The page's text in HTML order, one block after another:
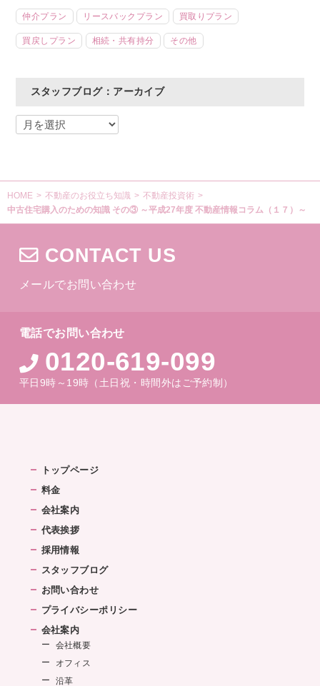
仲介プラン リースバックプラン 買取りプラン
買戻しプラン 相続・共有持分 その他
スタッフブログ：アーカイブ
HOME > 不動産のお役立ち知識 > 不動産投資術 >
中古住宅購入のための知識 その③ ～平成27年度 不動産情報コラム（１７）～
CONTACT US
メールでお問い合わせ
電話でお問い合わせ
0120-619-099
平日9時～19時（土日祝・時間外はご予約制）
トップページ
料金
会社案内
代表挨拶
採用情報
スタッフブログ
お問い合わせ
プライバシーポリシー
会社案内
会社概要
オフィス
沿革